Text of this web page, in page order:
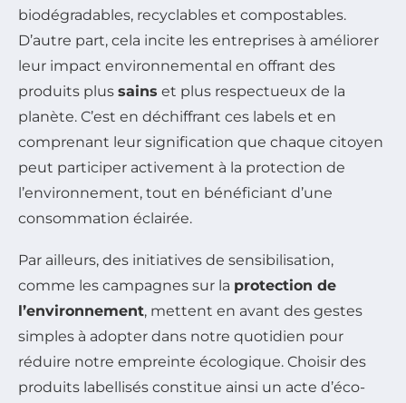
biodégradables, recyclables et compostables.
D’autre part, cela incite les entreprises à améliorer
leur impact environnemental en offrant des
produits plus sains et plus respectueux de la
planète. C’est en déchiffrant ces labels et en
comprenant leur signification que chaque citoyen
peut participer activement à la protection de
l’environnement, tout en bénéficiant d’une
consommation éclairée.
Par ailleurs, des initiatives de sensibilisation,
comme les campagnes sur la protection de
l’environnement, mettent en avant des gestes
simples à adopter dans notre quotidien pour
réduire notre empreinte écologique. Choisir des
produits labellisés constitue ainsi un acte d’éco-